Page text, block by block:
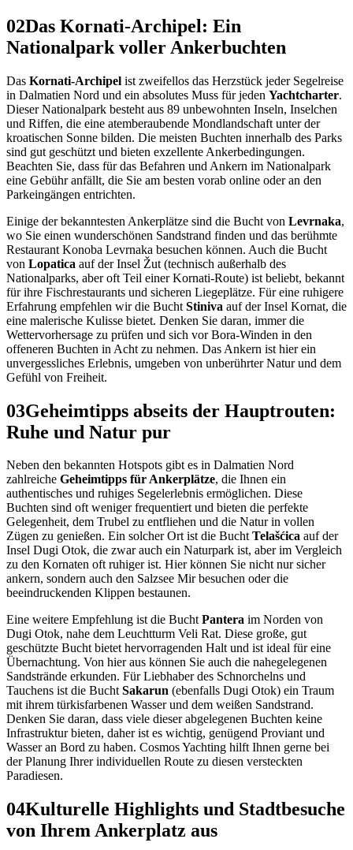
02Das Kornati-Archipel: Ein
Nationalpark voller Ankerbuchten
Das Kornati-Archipel ist zweifellos das Herzstück jeder Segelreise
in Dalmatien Nord und ein absolutes Muss für jeden Yachtcharter.
Dieser Nationalpark besteht aus 89 unbewohnten Inseln, Inselchen
und Riffen, die eine atemberaubende Mondlandschaft unter der
kroatischen Sonne bilden. Die meisten Buchten innerhalb des Parks
sind gut geschützt und bieten exzellente Ankerbedingungen.
Beachten Sie, dass für das Befahren und Ankern im Nationalpark
eine Gebühr anfällt, die Sie am besten vorab online oder an den
Parkeingängen entrichten.
Einige der bekanntesten Ankerplätze sind die Bucht von Levrnaka,
wo Sie einen wunderschönen Sandstrand finden und das berühmte
Restaurant Konoba Levrnaka besuchen können. Auch die Bucht
von Lopatica auf der Insel Žut (technisch außerhalb des
Nationalparks, aber oft Teil einer Kornati-Route) ist beliebt, bekannt
für ihre Fischrestaurants und sicheren Liegeplätze. Für eine ruhigere
Erfahrung empfehlen wir die Bucht Stiniva auf der Insel Kornat, die
eine malerische Kulisse bietet. Denken Sie daran, immer die
Wettervorhersage zu prüfen und sich vor Bora-Winden in den
offeneren Buchten in Acht zu nehmen. Das Ankern ist hier ein
unvergessliches Erlebnis, umgeben von unberührter Natur und dem
Gefühl von Freiheit.
03Geheimtipps abseits der Hauptrouten:
Ruhe und Natur pur
Neben den bekannten Hotspots gibt es in Dalmatien Nord
zahlreiche Geheimtipps für Ankerplätze, die Ihnen ein
authentisches und ruhiges Segelerlebnis ermöglichen. Diese
Buchten sind oft weniger frequentiert und bieten die perfekte
Gelegenheit, dem Trubel zu entfliehen und die Natur in vollen
Zügen zu genießen. Ein solcher Ort ist die BuchtTelašćica auf der
Insel Dugi Otok, die zwar auch ein Naturpark ist, aber im Vergleich
zu den Kornaten oft ruhiger ist. Hier können Sie nicht nur sicher
ankern, sondern auch den Salzsee Mir besuchen oder die
beeindruckenden Klippen bestaunen.
Eine weitere Empfehlung ist die BuchtPantera im Norden von
Dugi Otok, nahe dem Leuchtturm Veli Rat. Diese große, gut
geschützte Bucht bietet hervorragenden Halt und ist ideal für eine
Übernachtung. Von hier aus können Sie auch die nahegelegenen
Sandstrände erkunden. Für Liebhaber des Schnorchelns und
Tauchens ist die BuchtSakarun (ebenfalls Dugi Otok) ein Traum
mit ihrem türkisfarbenen Wasser und dem weißen Sandstrand.
Denken Sie daran, dass viele dieser abgelegenen Buchten keine
Infrastruktur bieten, daher ist es wichtig, genügend Proviant und
Wasser an Bord zu haben. Cosmos Yachting hilft Ihnen gerne bei
der Planung Ihrer individuellen Route zu diesen versteckten
Paradiesen.
04Kulturelle Highlights und Stadtbesuche
von Ihrem Ankerplatz aus